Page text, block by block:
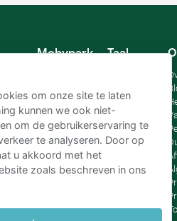
Mobypark
Taal
Spaans
Frankrijk
Italiaans
Nederlands
om onze site te laten
kunnen we ook niet-
om de gebruikerservaring te
te analyseren. Door op
u akkoord met het
zoals beschreven in ons